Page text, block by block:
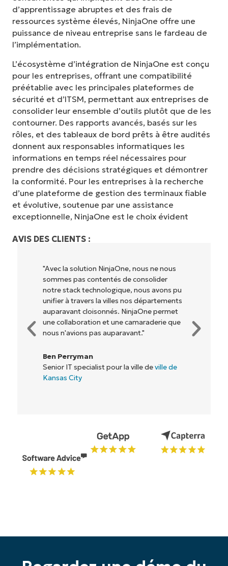
d’apprentissage abruptes et des frais de
ressources système élevés, NinjaOne offre une
puissance de niveau entreprise sans le fardeau de
l’implémentation.
L’écosystème d’intégration de NinjaOne est conçu
pour les entreprises, offrant une compatibilité
préétablie avec les principales plateformes de
sécurité et d’ITSM, permettant aux entreprises de
consolider leur ensemble d’outils plutôt que de les
contourner. Des rapports avancés, basés sur les
rôles, et des tableaux de bord prêts à être audités
donnent aux responsables informatiques les
informations en temps réel nécessaires pour
prendre des décisions stratégiques et démontrer
la conformité. Pour les entreprises à la recherche
d’une plateforme de gestion des terminaux fiable
et évolutive, soutenue par une assistance
exceptionnelle, NinjaOne est le choix évident
AVIS DES CLIENTS :
"NinjaOne permet à notre entreprise (ainsi
qu'aux propriétaires et opérateurs avec
lesquels nous travaillons) d'être plus
rentables. Tout le monde y gagne."
Rory McCune
Directeur informatique chez